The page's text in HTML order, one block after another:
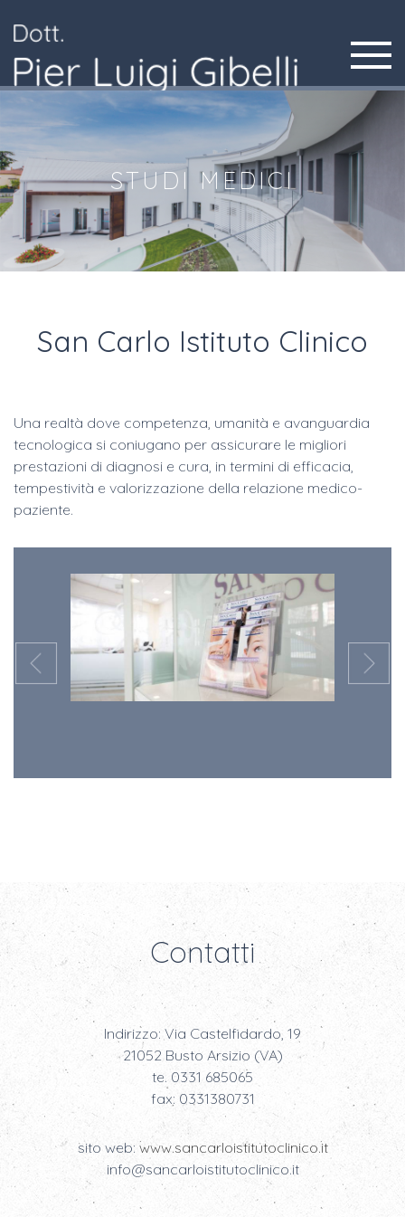
Toggle
STUDI MEDICI
San Carlo Istituto Clinico
Una realtà dove competenza, umanità e avanguardia
tecnologica si coniugano per assicurare le migliori
prestazioni di diagnosi e cura, in termini di efficacia,
tempestività e valorizzazione della relazione medico-
paziente.
Previous
Contatti
Indirizzo: Via Castelfidardo, 19
21052 Busto Arsizio (VA)
te. 0331 685065
fax: 0331380731
sito web: www.sancarloistitutoclinico.it
info@sancarloistitutoclinico.it